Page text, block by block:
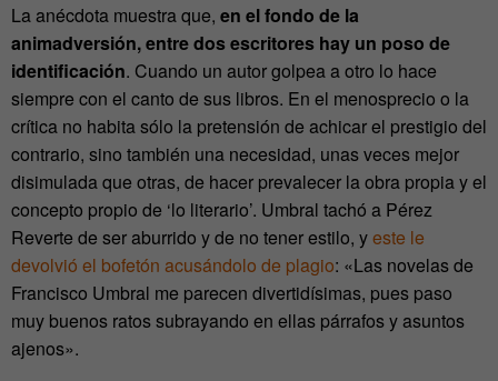
La anécdota muestra que, en el fondo de la
animadversión, entre dos escritores hay un poso de
identificación. Cuando un autor golpea a otro lo hace
siempre con el canto de sus libros. En el menosprecio o la
crítica no habita sólo la pretensión de achicar el prestigio del
contrario, sino también una necesidad, unas veces mejor
disimulada que otras, de hacer prevalecer la obra propia y el
concepto propio de ‘lo literario’. Umbral tachó a Pérez
Reverte de ser aburrido y de no tener estilo, yeste le
devolvió el bofetón acusándolo de plagio: «Las novelas de
Francisco Umbral me parecen divertidísimas, pues paso
muy buenos ratos subrayando en ellas párrafos y asuntos
ajenos».